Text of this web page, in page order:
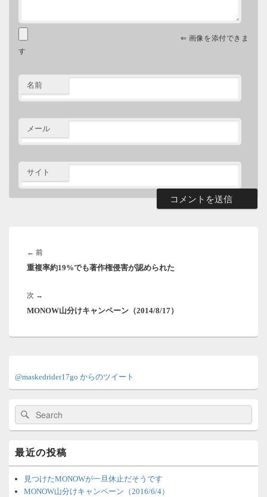
⇐ 画像を添付できま
す
名前
メール
サイト
ビ
ー
シ
← 前前
の
重複率約19%でも著作権侵害が認められた
次 →
の
MONOW山分けキャンペーン（2014/8/17）
ン
サ
バ
ィ
ジ
ェ
ッ
@maskedrider17go からのツイート
検
索:
検
索
最近の投稿
見つけたMONOWが一旦休止だそうです
MONOW山分けキャンペーン（2016/6/4）